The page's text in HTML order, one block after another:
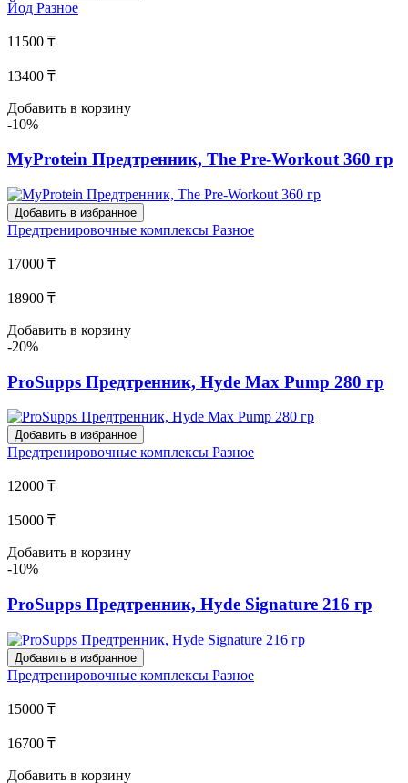
Йод Разное
11500 ₸
13400 ₸
Добавить в корзину
-10%
MyProtein Предтренник, The Pre-Workout 360 гр
Добавить в избранное
Предтренировочные комплексы Разное
17000 ₸
18900 ₸
Добавить в корзину
-20%
ProSupps Предтренник, Hyde Max Pump 280 гр
Добавить в избранное
Предтренировочные комплексы Разное
12000 ₸
15000 ₸
Добавить в корзину
-10%
ProSupps Предтренник, Hyde Signature 216 гр
Добавить в избранное
Предтренировочные комплексы Разное
15000 ₸
16700 ₸
Добавить в корзину